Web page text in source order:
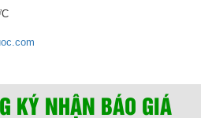
KÝ NHẬN BÁO GIÁ